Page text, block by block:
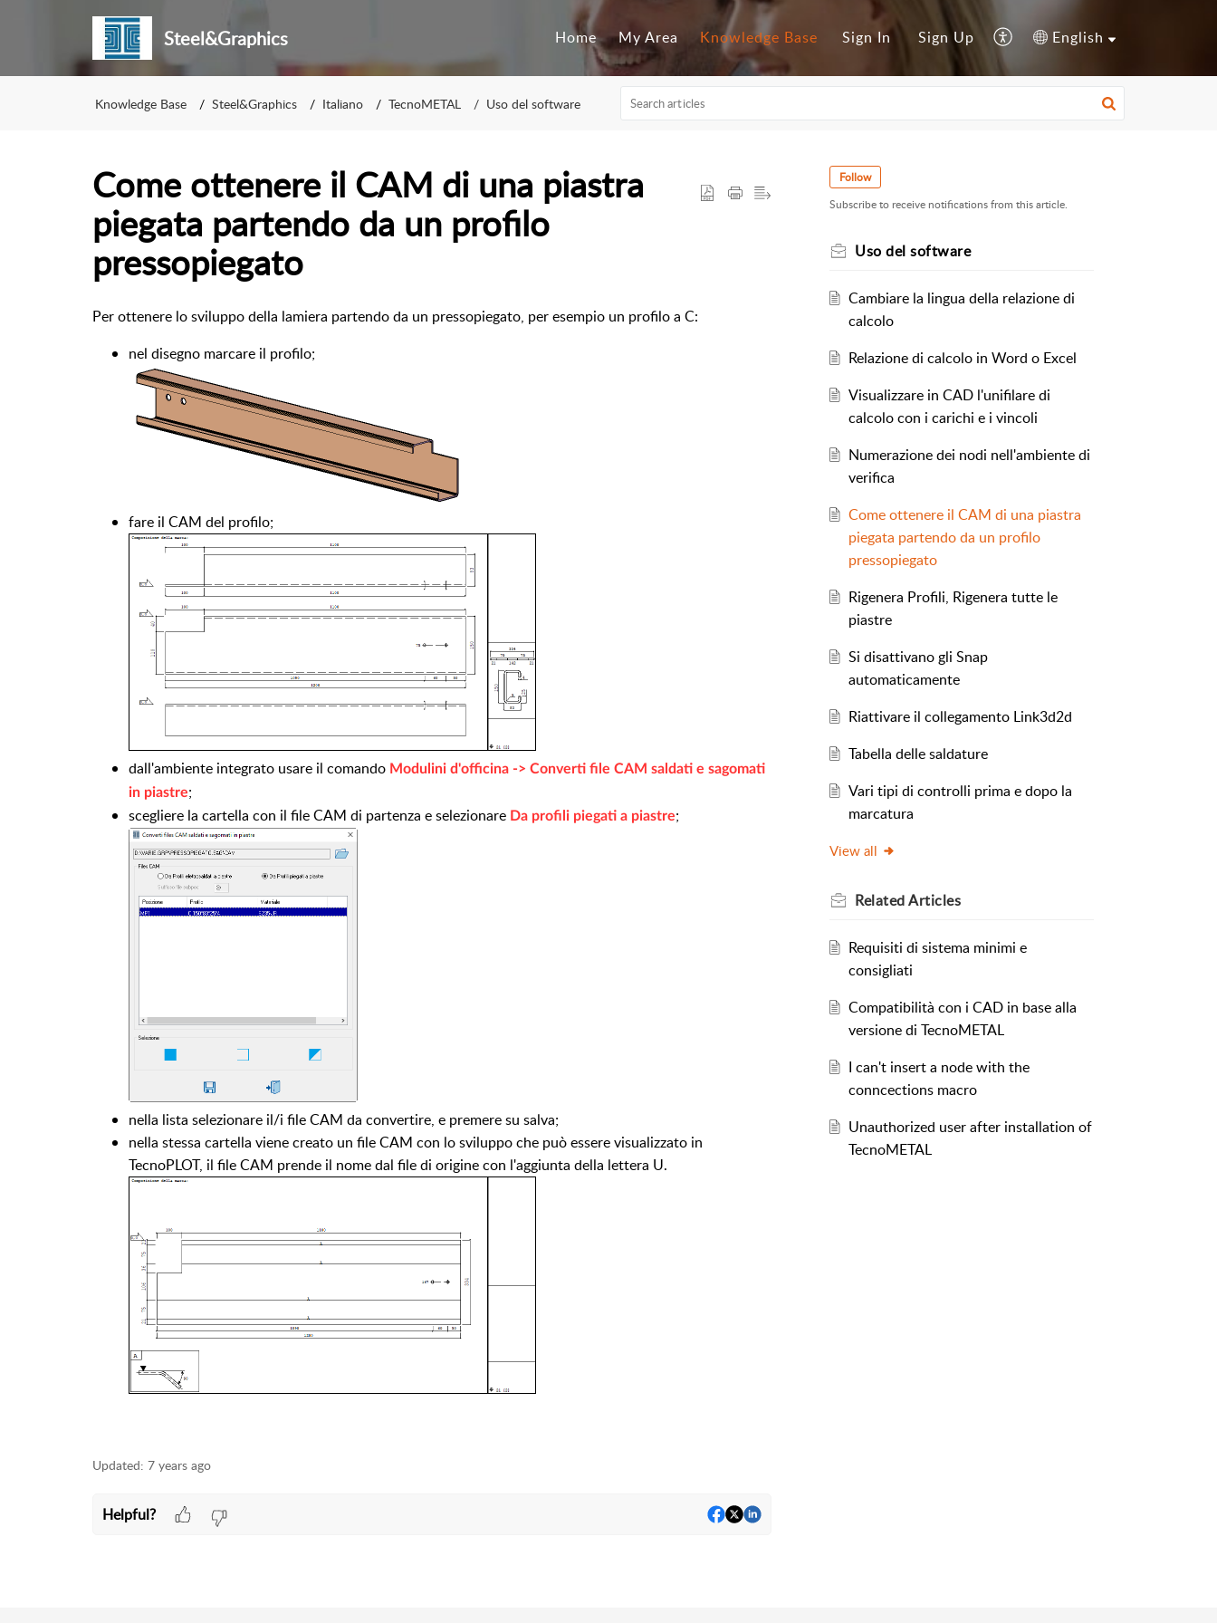
Steel&Graphics Home My Area Knowledge Base Sign In Sign Up English
Knowledge Base Steel&Graphics Italiano TecnoMETAL Uso del software
Come ottenere il CAM di una piastra
piegata partendo da un profilo
pressopiegato
Per ottenere lo sviluppo della lamiera partendo da un pressopiegato, per esempio un profilo a C:
nel disegno marcare il profilo;
fare il CAM del profilo;
dall'ambiente integrato usare il comando Modulini d'officina -> Converti file CAM saldati e sagomati
in piastre;
scegliere la cartella con il file CAM di partenza e selezionare Da profili piegati a piastre;
nella lista selezionare il/i file CAM da convertire, e premere su salva;
nella stessa cartella viene creato un file CAM con lo sviluppo che può essere visualizzato in
TecnoPLOT, il file CAM prende il nome dal file di origine con l'aggiunta della lettera U.
Updated: 7 years ago
Helpful?
Follow
Subscribe to receive notifications from this article.
Uso del software
Cambiare la lingua della relazione di
calcolo
Relazione di calcolo in Word o Excel
Visualizzare in CAD l'unifilare di
calcolo con i carichi e i vincoli
Numerazione dei nodi nell'ambiente di
verifica
Come ottenere il CAM di una piastra
piegata partendo da un profilo
pressopiegato
Rigenera Profili, Rigenera tutte le
piastre
Si disattivano gli Snap
automaticamente
Riattivare il collegamento Link3d2d
Tabella delle saldature
Vari tipi di controlli prima e dopo la
marcatura
View all
RelatedArticles
Requisiti di sistema minimi e
consigliati
Compatibilità con i CAD in base alla
versione di TecnoMETAL
I can't insert a node with the
conncections macro
Unauthorized user after installation of
TecnoMETAL